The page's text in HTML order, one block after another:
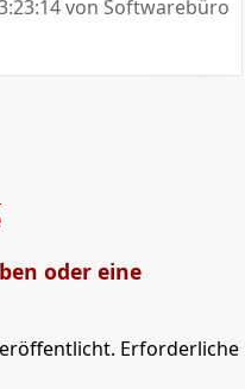
von Softwarebüro
oder eine
Erforderliche